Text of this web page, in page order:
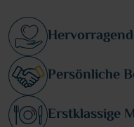
Persönliche
Erstklassige